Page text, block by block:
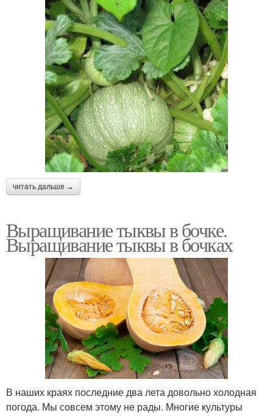
читать дальше →
Выращивание тыквы в бочке.
Выращивание тыквы в бочках
В наших краях последние два лета довольно холодная
погода. Мы совсем этому не рады. Многие культуры